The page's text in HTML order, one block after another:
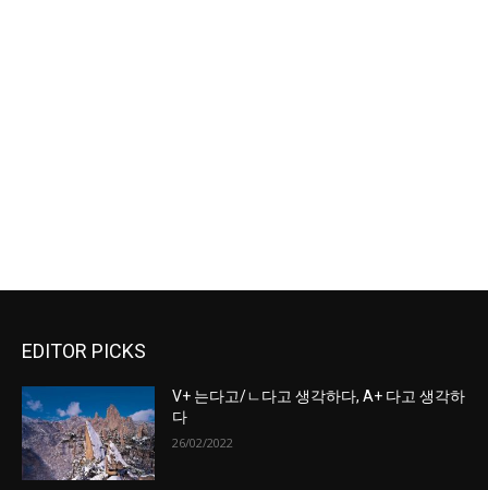
EDITOR PICKS
V+ 는다고/ㄴ다고 생각하다, A+ 다고 생각하
다
26/02/2022